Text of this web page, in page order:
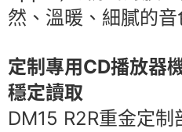
然、溫暖、細膩的音
定制專用CD播放器
穩定讀取
DM15 R2R重金定